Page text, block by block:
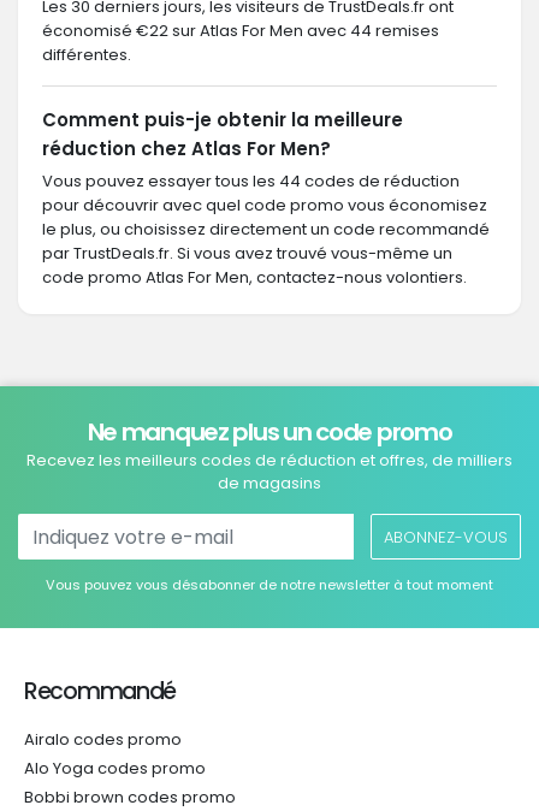
Les 30 derniers jours, les visiteurs de TrustDeals.fr ont
économisé €22 sur Atlas For Men avec 44 remises
différentes.
Comment puis-je obtenir la meilleure
réduction chez Atlas For Men?
Vous pouvez essayer tous les 44 codes de réduction
pour découvrir avec quel code promo vous économisez
le plus, ou choisissez directement un code recommandé
par TrustDeals.fr. Si vous avez trouvé vous-même un
code promo Atlas For Men, contactez-nous volontiers.
Ne manquez plus un code promo
Recevez les meilleurs codes de réduction et offres, de milliers
de magasins
ABONNEZ-VOUS
Vous pouvez vous désabonner de notre newsletter à tout moment
Recommandé
Airalo codes promo
Alo Yoga codes promo
Bobbi brown codes promo